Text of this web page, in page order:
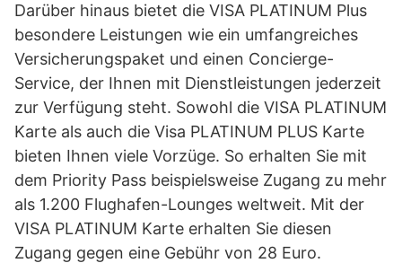
Darüber hinaus bietet die VISA PLATINUM Plus
besondere Leistungen wie ein umfangreiches
Versicherungspaket und einen Concierge-
Service, der Ihnen mit Dienstleistungen jederzeit
zur Verfügung steht. Sowohl die VISA PLATINUM
Karte als auch die Visa PLATINUM PLUS Karte
bieten Ihnen viele Vorzüge. So erhalten Sie mit
dem Priority Pass beispielsweise Zugang zu mehr
als 1.200 Flughafen-Lounges weltweit. Mit der
VISA PLATINUM Karte erhalten Sie diesen
Zugang gegen eine Gebühr von 28 Euro.